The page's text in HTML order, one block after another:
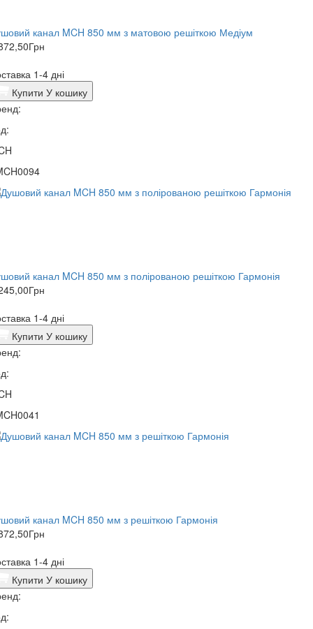
канал MCH 850 мм з матовою решіткою Медіум
Грн
1-4 дні
Купити У кошику
канал MCH 850 мм з полірованою решіткою Гармонія
Грн
1-4 дні
Купити У кошику
канал MCH 850 мм з решіткою Гармонія
Грн
1-4 дні
Купити У кошику